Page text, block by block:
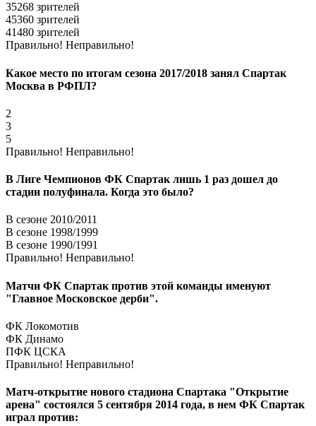
35268 зрителей
45360 зрителей
41480 зрителей
Правильно! Неправильно!
Какое место по итогам сезона 2017/2018 занял Спартак
Москва в РФПЛ?
2
3
5
Правильно! Неправильно!
В Лиге Чемпионов ФК Спартак лишь 1 раз дошел до
стадии полуфинала. Когда это было?
В сезоне 2010/2011
В сезоне 1998/1999
В сезоне 1990/1991
Правильно! Неправильно!
Матчи ФК Спартак против этой команды именуют
"Главное Московское дерби".
ФК Локомотив
ФК Динамо
ПФК ЦСКА
Правильно! Неправильно!
Матч-открытие нового стадиона Спартака "Открытие
арена" состоялся 5 сентября 2014 года, в нем ФК Спартак
играл против: